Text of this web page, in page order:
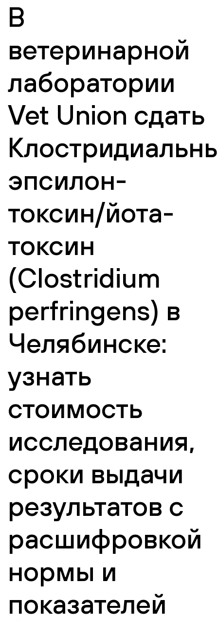
В
ветеринарной
лаборатории
Vet Union сдать
эпсилон-
токсин/йота-
токсин
(Clostridium
perfringens) в
Челябинске:
узнать
стоимость
исследования,
сроки выдачи
результатов с
расшифровкой
нормы и
показателей